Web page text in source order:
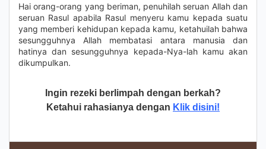
Hai orang-orang yang beriman, penuhilah seruan Allah dan
seruan Rasul apabila Rasul menyeru kamu kepada suatu
yang memberi kehidupan kepada kamu, ketahuilah bahwa
sesungguhnya Allah membatasi antara manusia dan
hatinya dan sesungguhnya kepada-Nya-lah kamu akan
dikumpulkan.
Ingin rezeki berlimpah dengan berkah?
Ketahui rahasianya dengan Klik disini!